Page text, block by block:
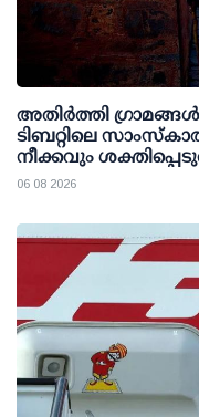
അതിര്‍ത്തി
ടിബറ്റിലെ
നീക്കവും
06 08 2026